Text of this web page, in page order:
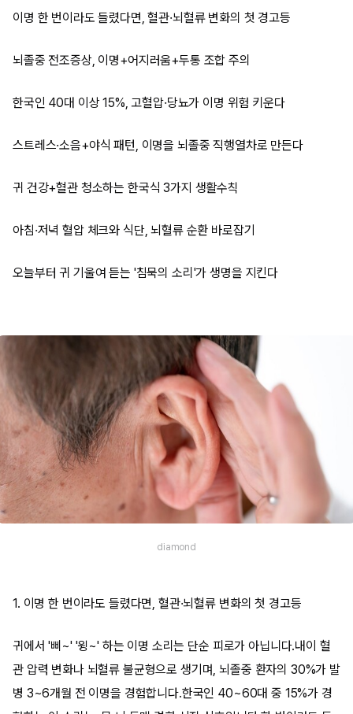
이명 한 번이라도 들렸다면, 혈관·뇌혈류 변화의 첫 경고등
뇌졸중 전조증상, 이명+어지러움+두통 조합 주의
한국인 40대 이상 15%, 고혈압·당뇨가 이명 위험 키운다
스트레스·소음+야식 패턴, 이명을 뇌졸중 직행열차로 만든다
귀 건강+혈관 청소하는 한국식 3가지 생활수칙
아침·저녁 혈압 체크와 식단, 뇌혈류 순환 바로잡기
오늘부터 귀 기울여 듣는 '침묵의 소리'가 생명을 지킨다
diamond
1. 이명 한 번이라도 들렸다면, 혈관·뇌혈류 변화의 첫 경고등
귀에서 '삐~' '윙~' 하는 이명 소리는 단순 피로가 아닙니다.내이 혈
관 압력 변화나 뇌혈류 불균형으로 생기며, 뇌졸중 환자의 30%가 발
병 3~6개월 전 이명을 경험합니다.한국인 40~60대 중 15%가 경